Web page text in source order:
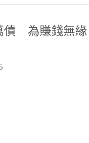
債 為賺錢無緣